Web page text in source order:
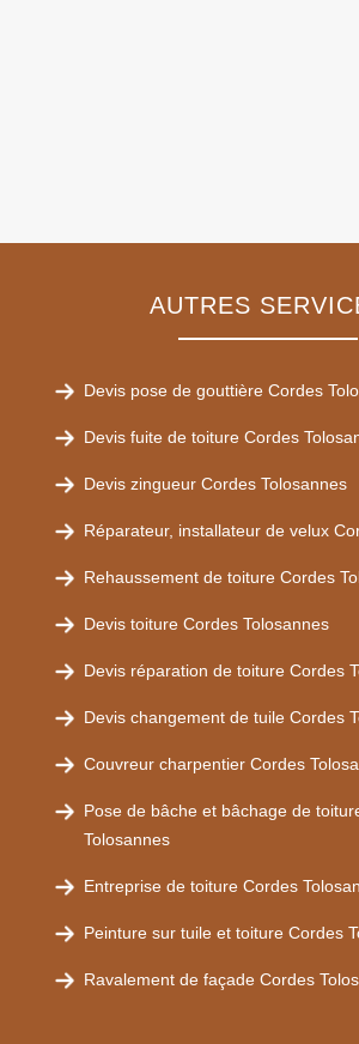
AUTRES
Devis pose de gouttière Cordes
Devis fuite de toiture Cordes
Devis zingueur Cordes Tolosannes
Réparateur, installateur de velux
Rehaussement de toiture Cordes
Devis toiture Cordes Tolosannes
Devis réparation de toiture Cordes
Devis changement de tuile Cordes
Couvreur charpentier Cordes
Pose de bâche et bâchage de
Tolosannes
Entreprise de toiture Cordes
Peinture sur tuile et toiture Cordes
Ravalement de façade Cordes